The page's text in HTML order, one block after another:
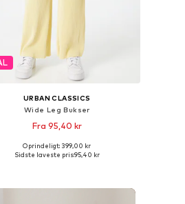
URBAN CLASSICS
Wide Leg Bukser
Fra 95,40 kr
størrelser: 36, 38, 40, 42, 44
Oprindeligt: 399,00 kr
Sidste laveste pris:95,40 kr